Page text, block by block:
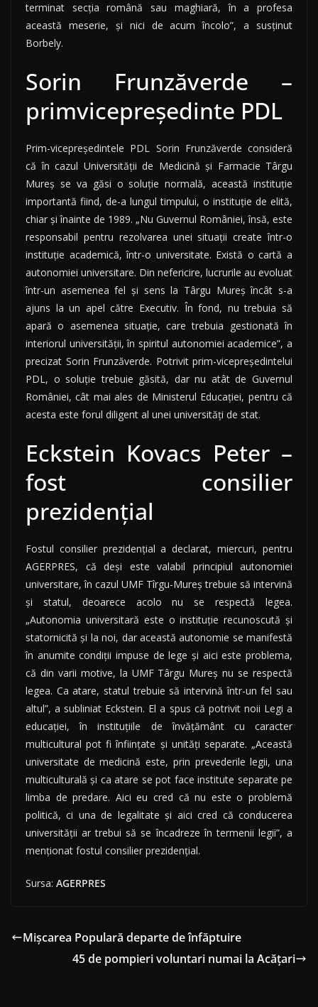
terminat secţia română sau maghiară, în a profesa
această meserie, şi nici de acum încolo”, a susţinut
Borbely.
Sorin Frunzăverde –
primvicepreședinte PDL
Prim-vicepreşedintele PDL Sorin Frunzăverde consideră
că în cazul Universităţii de Medicină şi Farmacie Târgu
Mureş se va găsi o soluţie normală, această instituţie
importantă fiind, de-a lungul timpului, o instituţie de elită,
chiar şi înainte de 1989. „Nu Guvernul României, însă, este
responsabil pentru rezolvarea unei situaţii create într-o
instituţie academică, într-o universitate. Există o cartă a
autonomiei universitare. Din nefericire, lucrurile au evoluat
într-un asemenea fel şi sens la Târgu Mureş încât s-a
ajuns la un apel către Executiv. În fond, nu trebuia să
apară o asemenea situaţie, care trebuia gestionată în
interiorul universităţii, în spiritul autonomiei academice”, a
precizat Sorin Frunzăverde. Potrivit prim-vicepreşedintelui
PDL, o soluţie trebuie găsită, dar nu atât de Guvernul
României, cât mai ales de Ministerul Educaţiei, pentru că
acesta este forul diligent al unei universităţi de stat.
Eckstein Kovacs Peter –
fost consilier
prezidențial
Fostul consilier prezidenţial a declarat, miercuri, pentru
AGERPRES, că deşi este valabil principiul autonomiei
universitare, în cazul UMF Tîrgu-Mureş trebuie să intervină
şi statul, deoarece acolo nu se respectă legea.
„Autonomia universitară este o instituţie recunoscută şi
statornicită şi la noi, dar această autonomie se manifestă
în anumite condiţii impuse de lege şi aici este problema,
că din varii motive, la UMF Târgu Mureş nu se respectă
legea. Ca atare, statul trebuie să intervină într-un fel sau
altul”, a subliniat Eckstein. El a spus că potrivit noii Legi a
educaţiei, în instituţiile de învăţământ cu caracter
multicultural pot fi înfiinţate şi unităţi separate. „Această
universitate de medicină este, prin prevederile legii, una
multiculturală şi ca atare se pot face institute separate pe
limba de predare. Aici eu cred că nu este o problemă
politică, ci una de legalitate şi aici cred că conducerea
universităţii ar trebui să se încadreze în termenii legii”, a
menţionat fostul consilier prezidenţial.
Sursa: AGERPRES
Mişcarea Populară departe de înfăptuire
45 de pompieri voluntari numai la Acățari